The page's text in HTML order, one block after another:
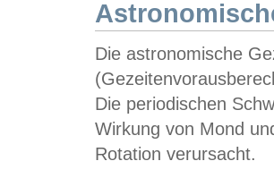
Die astronomische
Die periodischen
Wirkung von Mond
Rotation verursacht.